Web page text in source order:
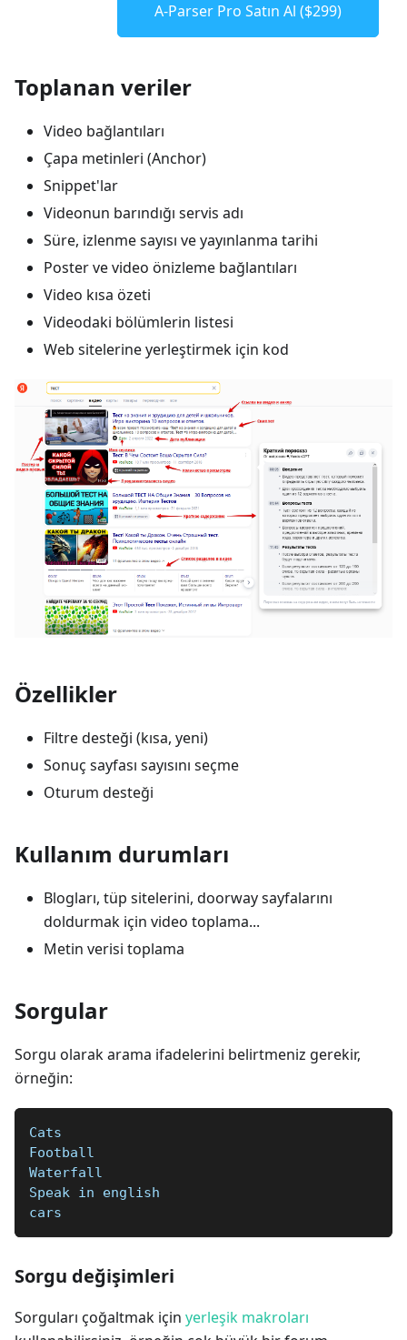
A-Parser Pro Satın Al ($299)
Toplanan veriler
Video bağlantıları
Çapa metinleri (Anchor)
Snippet'lar
Videonun barındığı servis adı
Süre, izlenme sayısı ve yayınlanma tarihi
Poster ve video önizleme bağlantıları
Video kısa özeti
Videodaki bölümlerin listesi
Web sitelerine yerleştirmek için kod
Özellikler
Filtre desteği (kısa, yeni)
Sonuç sayfası sayısını seçme
Oturum desteği
Kullanım durumları
Blogları, tüp sitelerini, doorway sayfalarını
doldurmak için video toplama...
Metin verisi toplama
Sorgular
Sorgu olarak arama ifadelerini belirtmeniz gerekir,
örneğin:
Cats
Football
Waterfall
Speak in english
cars
Sorgu değişimleri
Sorguları çoğaltmak için yerleşik makroları